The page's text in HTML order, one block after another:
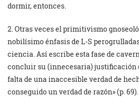
dormir, entonces.
2. Otras veces el primitivismo
nobilísimo énfasis de L-S
ciencia. Así escribe esta fase de
concluir su (innecesaria) justificación
falta de una inaccesible verdad de
conseguido un verdad de razón» (p. 69).